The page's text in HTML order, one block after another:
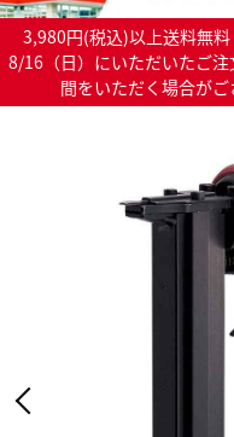
3,980円(税込)以上送料無
8/16（日）にいただいたご
間をいただく場合がご